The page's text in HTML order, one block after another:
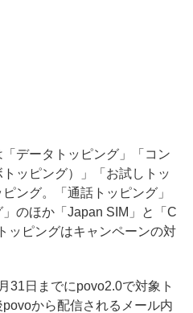
データトッピング」「コン
ッピング）」「お試しトッ
ング。「通話トッピング」
のほか「Japan SIM」と「C
ッピングはキャンペーンの対
31日までにpovo2.0で対象ト
から配信されるメール内